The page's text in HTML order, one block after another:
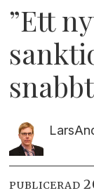
”Ett
Lars
PUBLICERAD